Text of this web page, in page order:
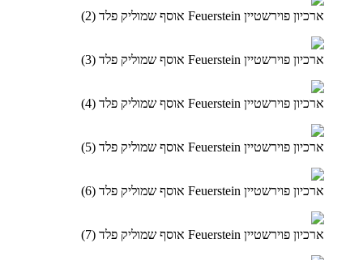
ארכיון פוירשטיין Feuerstein אוסף שמוליק פלד (2)
ארכיון פוירשטיין Feuerstein אוסף שמוליק פלד (3)
ארכיון פוירשטיין Feuerstein אוסף שמוליק פלד (4)
ארכיון פוירשטיין Feuerstein אוסף שמוליק פלד (5)
ארכיון פוירשטיין Feuerstein אוסף שמוליק פלד (6)
ארכיון פוירשטיין Feuerstein אוסף שמוליק פלד (7)